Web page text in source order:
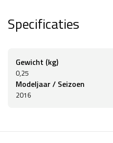
Specificaties
Gewicht (kg)
0,25
Modeljaar / Seizoen
2016